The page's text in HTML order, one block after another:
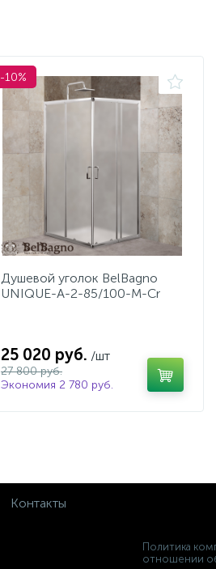
-10%
Душевой уголок BelBagno
UNIQUE-A-2-85/100-M-Cr
25 020 руб. /шт
27 800 руб.
Экономия 2 780 руб.
Контакты
Политика
отношении